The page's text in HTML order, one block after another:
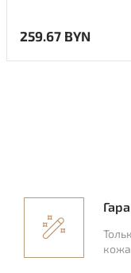
259.67 BYN
кожа